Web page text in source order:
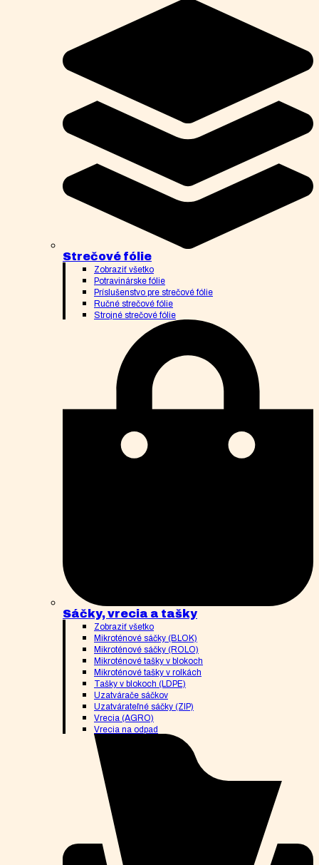
Strečové fólie
Zobraziť všetko
Potravinárske fólie
Príslušenstvo pre strečové fólie
Ručné strečové fólie
Strojné strečové fólie
Sáčky, vrecia a tašky
Zobraziť všetko
Mikroténové sáčky (BLOK)
Mikroténové sáčky (ROLO)
Mikroténové tašky v blokoch
Mikroténové tašky v rolkách
Tašky v blokoch (LDPE)
Uzatvárače sáčkov
Uzatvárateľné sáčky (ZIP)
Vrecia (AGRO)
Vrecia na odpad